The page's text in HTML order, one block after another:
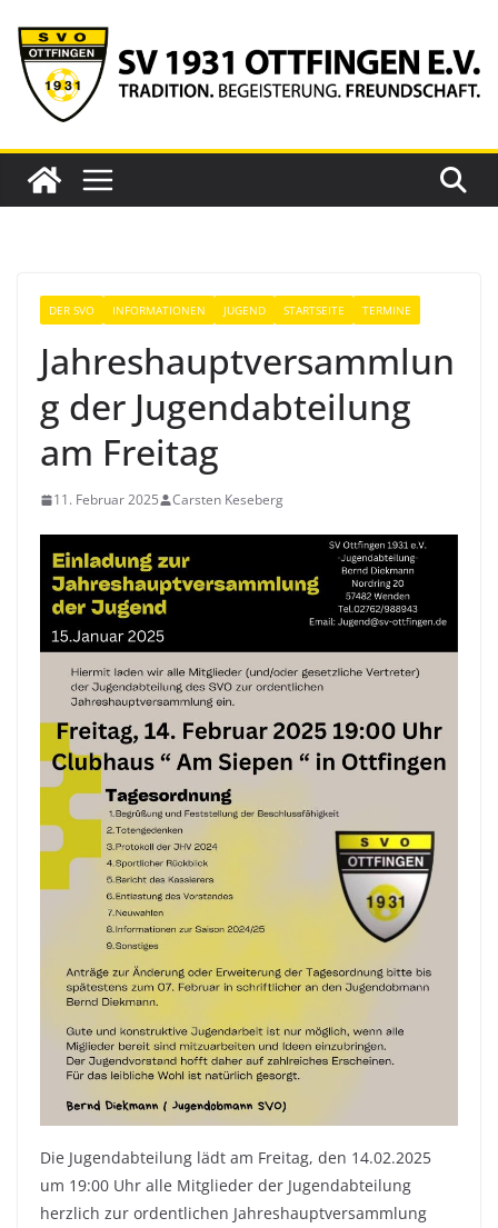
Inhalt
springen
DER SVO INFORMATIONEN JUGEND STARTSEITE TERMINE
Jahreshauptversammlun
g der Jugendabteilung
am Freitag
11. Februar 2025 Carsten Keseberg
Die Jugendabteilung lädt am Freitag, den 14.02.2025
um 19:00 Uhr alle Mitglieder der Jugendabteilung
herzlich zur ordentlichen Jahreshauptversammlung